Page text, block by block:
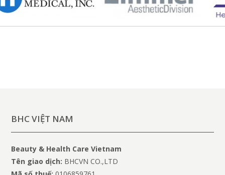
BHC VIỆT NAM
Beauty & Health Care Vietnam
Tên giao dịch: BHCVN CO.,LTD